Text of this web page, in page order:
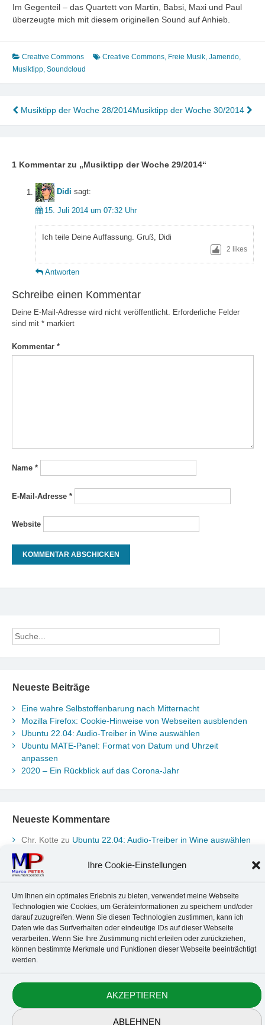
Ihre Cookie-Einstellungen
Um Ihnen ein optimales Erlebnis zu bieten, verwendet meine Webseite
Technologien wie Cookies, um Geräteinformationen zu speichern und/oder
darauf zuzugreifen. Wenn Sie diesen Technologien zustimmen, kann ich
Daten wie das Surfverhalten oder eindeutige IDs auf dieser Webseite
verarbeiten. Wenn Sie Ihre Zustimmung nicht erteilen oder zurückziehen,
können bestimmte Merkmale und Funktionen dieser Webseite beeinträchtigt
werden.
AKZEPTIEREN
ABLEHNEN
Im Gegenteil – das Quartett von Martin, Babsi, Maxi und Paul
überzeugte mich mit diesem originellen Sound auf Anhieb.
Creative Commons Creative Commons, Freie Musik, Jamendo,
Musiktipp, Soundcloud
Beitragsnavigation
Musiktipp der Woche 28/2014Musiktipp der Woche 30/2014
1 Kommentar zu „Musiktipp der Woche 29/2014“
Didi sagt:
15. Juli 2014 um 07:32 Uhr
Ich teile Deine Auffassung. Gruß, Didi
2 likes
Antworten
Schreibe einen Kommentar
Deine E-Mail-Adresse wird nicht veröffentlicht. Erforderliche Felder
sind mit *markiert
Kommentar *
Name *
E-Mail-Adresse *
Website
Neueste Beiträge
Eine wahre Selbstoffenbarung nach Mitternacht
Mozilla Firefox: Cookie-Hinweise von Webseiten ausblenden
Ubuntu 22.04: Audio-Treiber in Wine auswählen
Ubuntu MATE-Panel: Format von Datum und Uhrzeit
anpassen
2020 – Ein Rückblick auf das Corona-Jahr
Neueste Kommentare
Chr. Kotte zu Ubuntu 22.04: Audio-Treiber in Wine auswählen
Marco Peter
Uhrzeit anpassen
Johannes
Brummel Herbolzheim
zu
Musik-Portrait Nr. 1: Les Assoiffés
aus Mittelbergheim
Marco PeterzuVereinfachte Installation von Brother-Geräten
unter Linux
Kontakt Datenschutz Anbieterkennzeichnung
Cookie-Richtlinie
© 2010-2026 Marco PETER. All rights reserved.